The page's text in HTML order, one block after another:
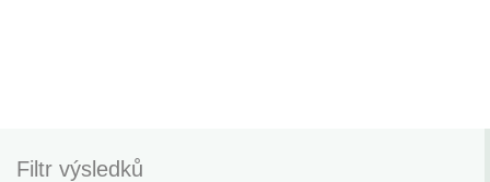
Filtr výsledků